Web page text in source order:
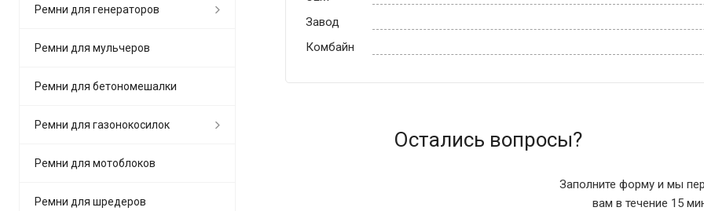
Завод
Комбайн
Остались вопросы?
Заполните форму и мы
вам в течение 15
Ремни для генераторов
Ремни для мульчеров
Ремни для бетономешалки
Ремни для газонокосилок
Ремни для мотоблоков
Ремни для шредеров